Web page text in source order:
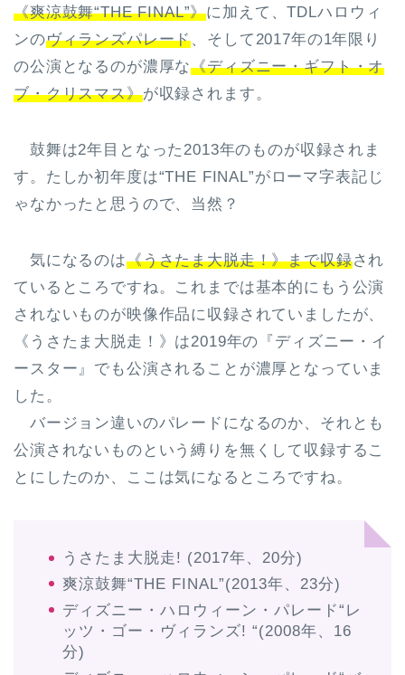
《爽涼鼓舞“THE FINAL”》に加えて、TDLハロウィ
ンのヴィランズパレード、そして2017年の1年限り
の公演となるのが濃厚な《ディズニー・ギフト・オ
ブ・クリスマス》が収録されます。
鼓舞は2年目となった2013年のものが収録されま
す。たしか初年度は“THE FINAL”がローマ字表記じ
ゃなかったと思うので、当然？
気になるのは《うさたま大脱走！》まで収録され
ているところですね。これまでは基本的にもう公演
されないものが映像作品に収録されていましたが、
《うさたま大脱走！》は2019年の『ディズニー・イ
ースター』でも公演されることが濃厚となっていま
した。
バージョン違いのパレードになるのか、それとも
公演されないものという縛りを無くして収録するこ
とにしたのか、ここは気になるところですね。
うさたま大脱走! (2017年、20分)
爽涼鼓舞“THE FINAL”(2013年、23分)
ディズニー・ハロウィーン・パレード“レ
ッツ・ゴー・ヴィランズ! “(2008年、16
分)